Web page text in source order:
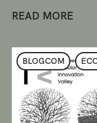
READ MORE
BLOGCOM